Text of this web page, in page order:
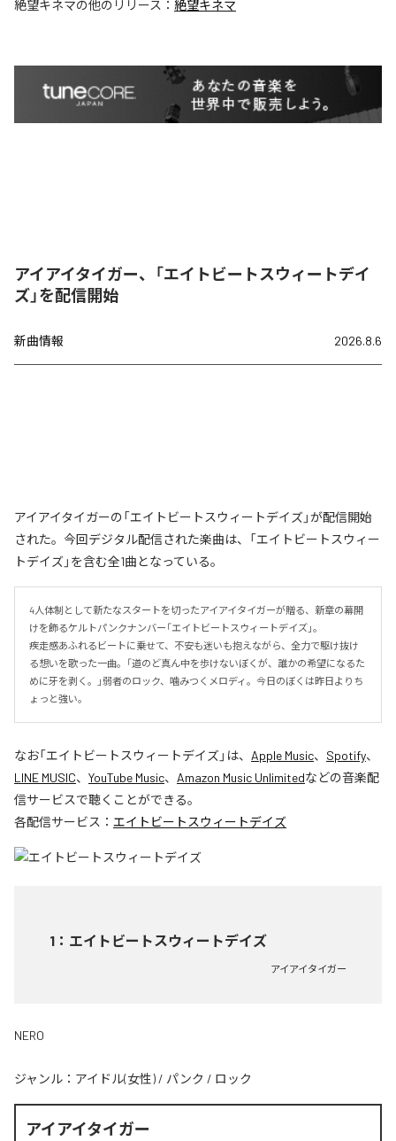
絶望キネマの他のリリース： 絶望キネマ
アイアイタイガー、「エイトビートスウィートデイ
ズ」を配信開始
新曲情報 2026.8.6
アイアイタイガーの「エイトビートスウィートデイズ」が配信開始
された。今回デジタル配信された楽曲は、「エイトビートスウィー
トデイズ」を含む全1曲となっている。
4人体制として新たなスタートを切ったアイアイタイガーが贈る、新章の幕開
けを飾るケルトパンクナンバー「エイトビートスウィートデイズ」。
疾走感あふれるビートに乗せて、不安も迷いも抱えながら、全力で駆け抜け
る想いを歌った一曲。「道のど真ん中を歩けないぼくが、誰かの希望になるた
めに牙を剥く。」弱者のロック、噛みつくメロディ。今日のぼくは昨日よりち
ょっと強い。
なお「エイトビートスウィートデイズ」は、 Apple Music、 Spotify、
LINE MUSIC、 YouTube Music、 Amazon Music Unlimitedなどの音楽配
信サービスで聴くことができる。
各配信サービス： エイトビートスウィートデイズ
1 ： エイトビートスウィートデイズ
アイアイタイガー
NERO
ジャンル： アイドル(女性) / パンク / ロック
アイアイタイガー